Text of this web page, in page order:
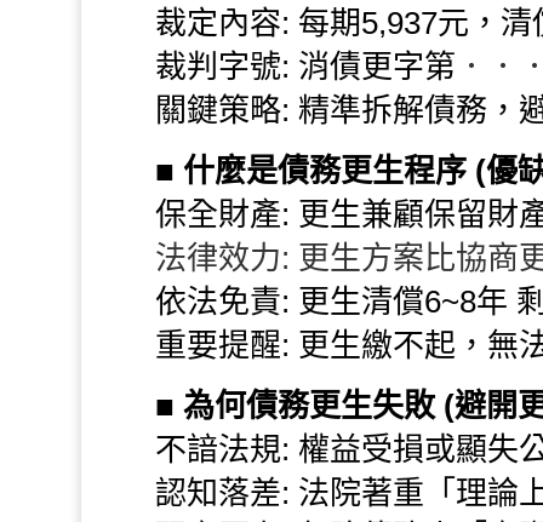
裁定內容: 每期5,937元，清
裁判字號: 消債更字第 ．．
關鍵策略: 精準拆解債務，
■ 什麼是債務更生程序 (優
保全財產: 更生兼顧保留財
法律效力: 更生方案比協商
依法免責: 更生清償6~8年
重要提醒: 更生繳不起，無
■ 為何債務更生失敗 (避開
不諳法規: 權益受損或顯失
認知落差: 法院著重「理論